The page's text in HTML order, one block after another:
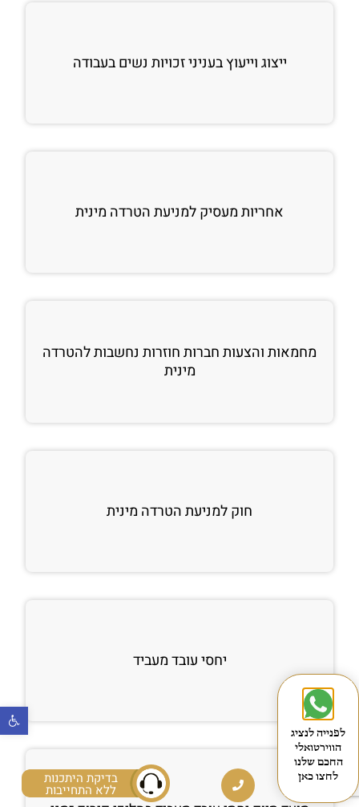
בדיקת היתכנות
ללא התחייבות
ייצוג וייעוץ בעניני זכויות נשים בעבודה
אחריות מעסיק למניעת הטרדה מינית
מחמאות והצעות חברות חוזרות נחשבות להטרדה
מינית
חוק למניעת הטרדה מינית
יחסי עובד מעביד
לפנייה לנציג
הווירטואלי
החכם שלנו
לחצו כאן